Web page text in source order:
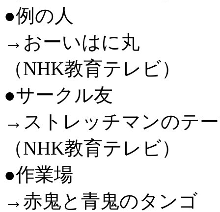
●例の人
→おーいはに丸
（NHK教育テレビ）
●サークル友
→ストレッチマンのテ
（NHK教育テレビ）
●作業場
→赤鬼と青鬼のタンゴ